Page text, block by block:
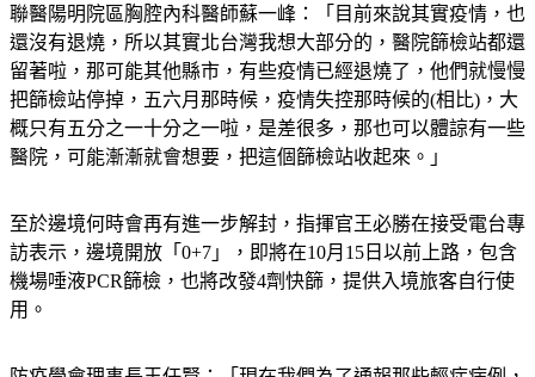
聯醫陽明院區胸腔內科醫師蘇一峰：「目前來說其實疫情，也
還沒有退燒，所以其實北台灣我想大部分的，醫院篩檢站都還
留著啦，那可能其他縣市，有些疫情已經退燒了，他們就慢慢
把篩檢站停掉，五六月那時候，疫情失控那時候的(相比)，大
概只有五分之一十分之一啦，是差很多，那也可以體諒有一些
醫院，可能漸漸就會想要，把這個篩檢站收起來。」
至於邊境何時會再有進一步解封，指揮官王必勝在接受電台專
訪表示，邊境開放「0+7」，即將在10月15日以前上路，包含
機場唾液PCR篩檢，也將改發4劑快篩，提供入境旅客自行使
用。